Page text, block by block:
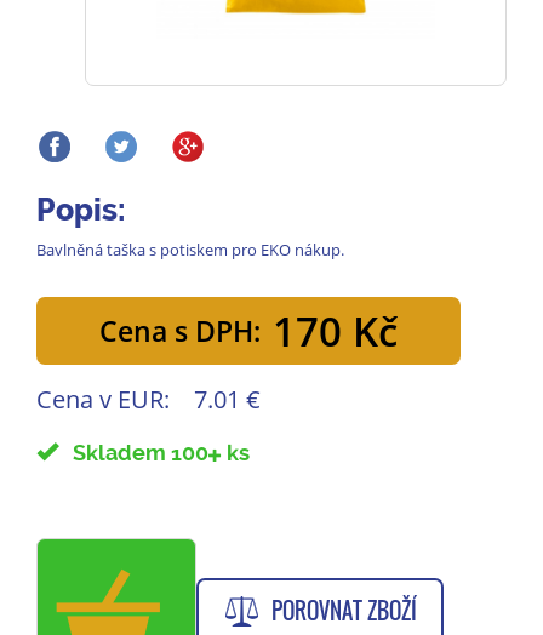
Popis:
Bavlněná taška s potiskem pro EKO nákup.
Cena s DPH: 170 Kč
Cena v EUR: 7.01 €
Skladem 100 ks
POROVNAT ZBOŽÍ